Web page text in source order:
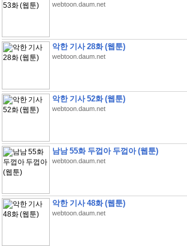
webtoon.daum.net
악한 기사 28화 (웹툰)
webtoon.daum.net
악한 기사 52화 (웹툰)
webtoon.daum.net
남남 55화 두껍아 두껍아 (웹툰)
webtoon.daum.net
악한 기사 48화 (웹툰)
webtoon.daum.net